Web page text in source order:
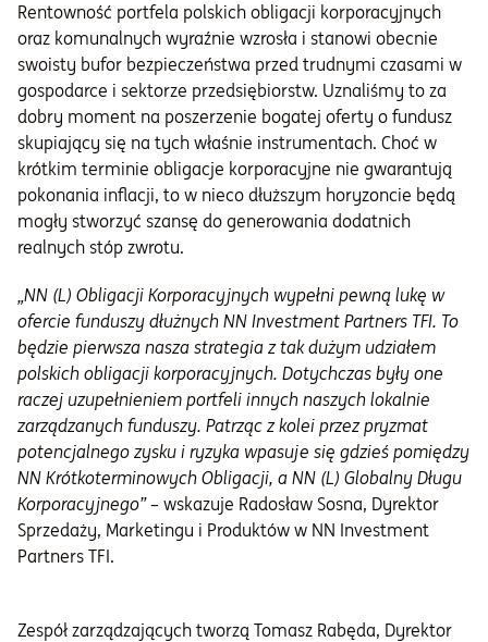
Rentowność portfela polskich obligacji korporacyjnych
oraz komunalnych wyraźnie wzrosła i stanowi obecnie
swoisty bufor bezpieczeństwa przed trudnymi czasami w
gospodarce i sektorze przedsiębiorstw. Uznaliśmy to za
dobry moment na poszerzenie bogatej oferty o fundusz
skupiający się na tych właśnie instrumentach. Choć w
krótkim terminie obligacje korporacyjne nie gwarantują
pokonania inflacji, to w nieco dłuższym horyzoncie będą
mogły stworzyć szansę do generowania dodatnich
realnych stóp zwrotu.
„NN (L) Obligacji Korporacyjnych wypełni pewną lukę w
ofercie funduszy dłużnych NN Investment Partners TFI. To
będzie pierwsza nasza strategia z tak dużym udziałem
polskich obligacji korporacyjnych. Dotychczas były one
raczej uzupełnieniem portfeli innych naszych lokalnie
zarządzanych funduszy. Patrząc z kolei przez pryzmat
potencjalnego zysku i ryzyka wpasuje się gdzieś pomiędzy
NN Krótkoterminowych Obligacji, a NN (L) Globalny Długu
Korporacyjnego”– wskazuje Radosław Sosna, Dyrektor
Sprzedaży, Marketingu i Produktów w NN Investment
Partners TFI.
Zespół zarządzających tworzą Tomasz Rabęda, Dyrektor